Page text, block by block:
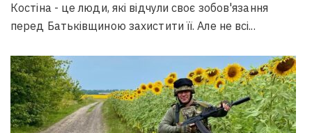
Костіна - це люди, які відчули своє зобов'язання
перед Батьківщиною захистити її. Але не всі...